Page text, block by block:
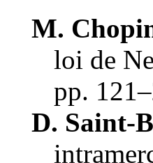
M.
loi de
pp.
D. Saint-